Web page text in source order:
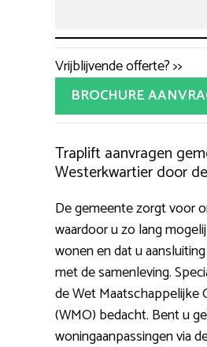
Vrijblijvende offerte? >>
BROCHURE
Traplift aanvragen
Westerkwartier door
De gemeente zorgt voor
waardoor u zo lang
wonen en dat u
met de samenleving.
de Wet Maatschappelijke
(WMO) bedacht. Bent u
woningaanpassingen via